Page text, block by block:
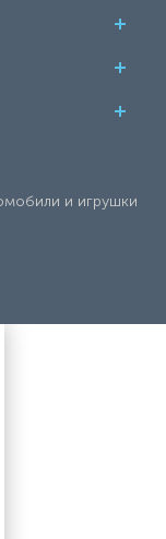
и игрушки